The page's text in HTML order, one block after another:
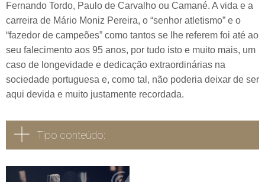
Fernando Tordo, Paulo de Carvalho ou Camané. A vida e a
carreira de Mário Moniz Pereira, o “senhor atletismo” e o
“fazedor de campeões” como tantos se lhe referem foi até ao
seu falecimento aos 95 anos, por tudo isto e muito mais, um
caso de longevidade e dedicação extraordinárias na
sociedade portuguesa e, como tal, não poderia deixar de ser
aqui devida e muito justamente recordada.
Tipo conteúdo: